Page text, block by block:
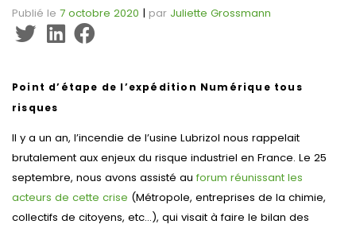
Publié le 7 octobre 2020 | par Juliette Grossmann
Point d’étape de l’expédition Numérique tous
risques
Il y a un an, l’incendie de l’usine Lubrizol nous rappelait
brutalement aux enjeux du risque industriel en France. Le 25
septembre, nous avons assisté auforum réunissant les
acteurs de cette crise (Métropole, entreprises de la chimie,
collectifs de citoyens, etc…), qui visait à faire le bilan des